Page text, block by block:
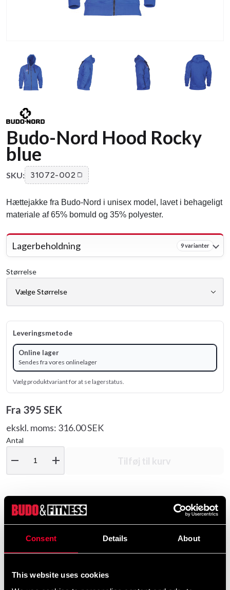
Consent Details About
This website uses cookies
Budo-Nord Hood Rocky
blue
SKU: 31072-002
Hættejakke fra Budo-Nord i unisex model, lavet i behageligt
materiale af 65% bomuld og 35% polyester.
Lagerbeholdning 9 varianter
Størrelse
Leveringsmetode
Online lager
Sendes fra vores onlinelager
Vælg produktvariant for at se lagerstatus.
Fra 395 SEK
ekskl. moms: 316.00 SEK
Antal
remove add Tilføj til kurv
Produktinformation
Hættejakke fra Budo-Nord i unisex model, fremstillet i
blødt materiale af 65% bomuld og 35% polyester.
elastiske stof i siderne giver jakken en behagelig